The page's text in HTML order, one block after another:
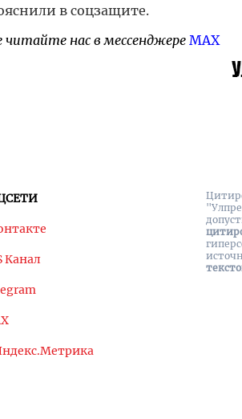
в соцзащите.
читайте нас в мессенджере MAX
Канал